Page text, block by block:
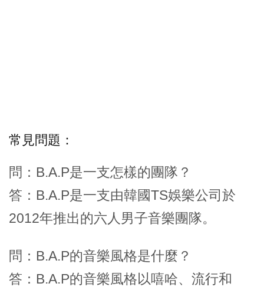
常見問題：
問：B.A.P是一支怎樣的團隊？
答：B.A.P是一支由韓國TS娛樂公司於
2012年推出的六人男子音樂團隊。
問：B.A.P的音樂風格是什麼？
答：B.A.P的音樂風格以嘻哈、流行和